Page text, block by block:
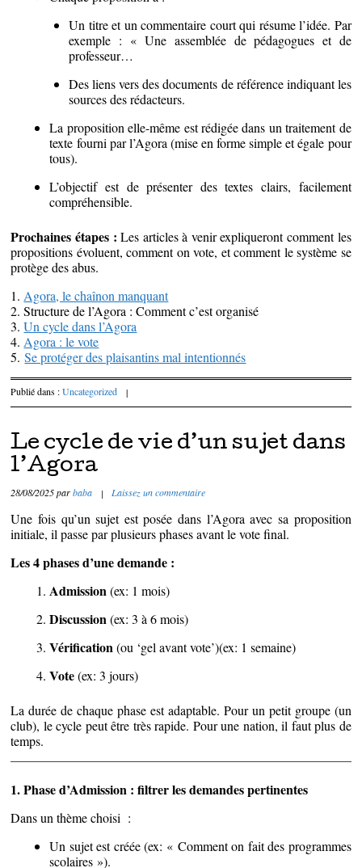
Un titre et un commentaire court qui résume l’idée. Par
exemple : « Une assemblée de pédagogues et de
professeur…
Des liens vers des documents de référence indiquant les
sources des rédacteurs.
La proposition elle-même est rédigée dans un traitement de
texte fourni par l’Agora (mise en forme simple et égale pour
tous).
L’objectif est de présenter des textes clairs, facilement
compréhensible.
Prochaines étapes : Les articles à venir expliqueront comment les
propositions évoluent, comment on vote, et comment le système se
protège des abus.
1. Agora, le chaînon manquant
2. Structure de l’Agora : Comment c’est organisé
3.Un cycle dans l’Agora
4. Agora : le vote
5.Se protéger des plaisantins mal intentionnés
Publié dans :Uncategorized |
Le cycle de vie d’un sujet dans
l’Agora
28/08/2025parbaba | Laissez un commentaire
Une fois qu’un sujet est posée dans l’Agora avec sa proposition
initiale, il passe par plusieurs phases avant le vote final.
Les 4 phases d’une demande :
Admission(ex: 1 mois)
Discussion(ex: 3 à 6 mois)
Vérification(ou ‘gel avant vote’)(ex: 1 semaine)
Vote(ex: 3 jours)
La durée de chaque phase est adaptable. Pour un petit groupe (un
club), le cycle peut être très rapide. Pour une nation, il faut plus de
temps.
1. Phase d’Admission : filtrer les demandes pertinentes
Dans un thème choisi :
Un sujet est créée (ex: « Comment on fait des programmes
scolaires »).